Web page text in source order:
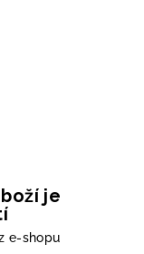
je
e-shopu